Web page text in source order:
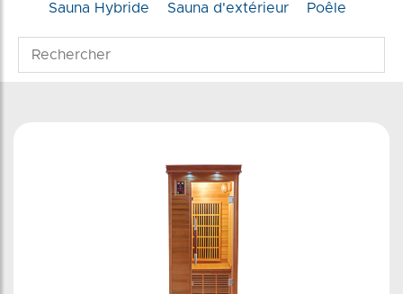
Sauna Hybride Sauna d'extérieur Poêle